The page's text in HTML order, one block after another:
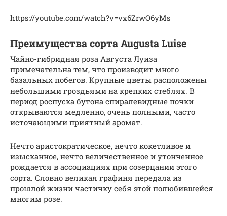
https://youtube.com/watch?v=vx6ZrwO6yMs
Преимущества сорта Augusta Luise
Чайно-гибридная роза Августа Луиза
примечательна тем, что производит много
базальных побегов. Крупные цветы расположены
небольшими гроздьями на крепких стеблях. В
период роспуска бутона спиралевидные почки
открываются медленно, очень полными, часто
источающими приятный аромат.
Нечто аристократическое, нечто кокетливое и
изысканное, нечто величественное и утонченное
рождается в ассоциациях при созерцании этого
сорта. Словно великая графиня передала из
прошлой жизни частичку себя этой полюбившейся
многим розе.